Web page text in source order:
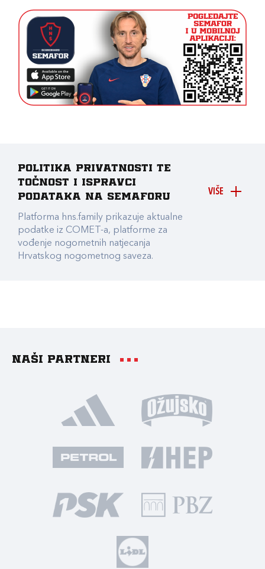
VIŠE
Politika privatnosti te
točnost i ispravci
podataka na Semaforu
Platforma hns.family prikazuje aktualne
podatke iz COMET-a, platforme za
vođenje nogometnih natjecanja
Hrvatskog nogometnog saveza.
Naši partneri